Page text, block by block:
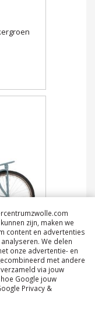
grijs-
zijn, maken we
content en advertenties
We delen
onze advertentie- en
met andere
via jouw
Google jouw
Privacy &